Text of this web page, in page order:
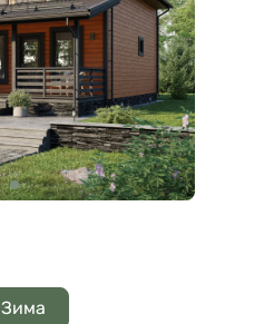
Зима